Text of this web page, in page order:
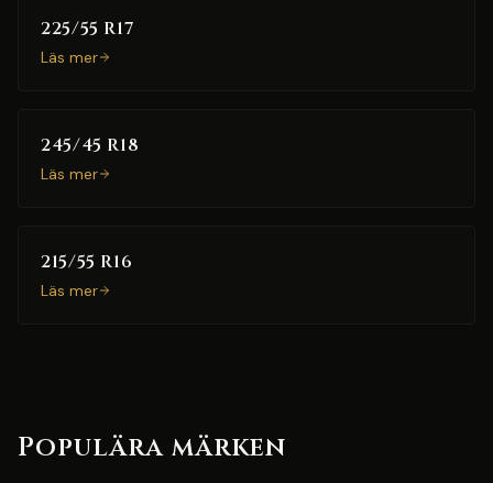
225/55 R17
Läs mer
245/45 R18
Läs mer
215/55 R16
Läs mer
Populära märken